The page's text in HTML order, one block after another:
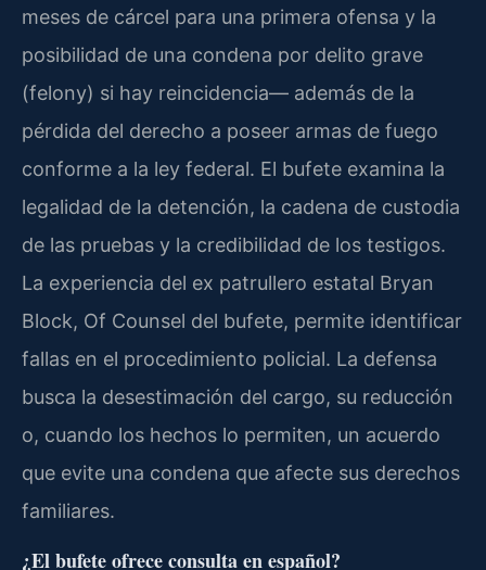
meses de cárcel para una primera ofensa y la
posibilidad de una condena por delito grave
(felony) si hay reincidencia— además de la
pérdida del derecho a poseer armas de fuego
conforme a la ley federal. El bufete examina la
legalidad de la detención, la cadena de custodia
de las pruebas y la credibilidad de los testigos.
La experiencia del ex patrullero estatal Bryan
Block, Of Counsel del bufete, permite identificar
fallas en el procedimiento policial. La defensa
busca la desestimación del cargo, su reducción
o, cuando los hechos lo permiten, un acuerdo
que evite una condena que afecte sus derechos
familiares.
¿El bufete ofrece consulta en español?